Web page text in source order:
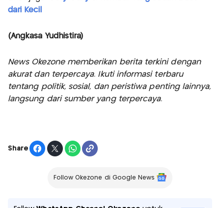
dari Kecil
(Angkasa Yudhistira)
News Okezone memberikan berita terkini dengan
akurat dan terpercaya. Ikuti informasi terbaru
tentang politik, sosial, dan peristiwa penting lainnya,
langsung dari sumber yang terpercaya.
Share
Follow Okezone di Google News